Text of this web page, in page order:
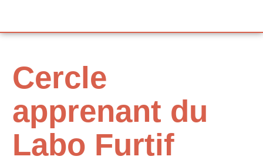
Cercle
apprenant du
Labo Furtif